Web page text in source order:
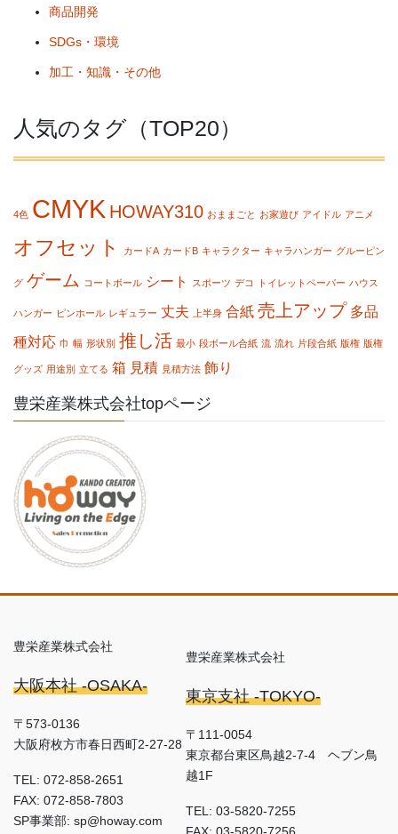
商品開発
SDGs・環境
加工・知識・その他
人気のタグ（TOP20）
4色 CMYK HOWAY310 おままごと お家遊び アイドル アニメ
オフセット カードA カードB キャラクター キャラハンガー グルーピン
グ ゲーム コートボール シート スポーツ デコ トイレットペーパー ハウス
ハンガー ピンホール レギュラー 丈夫 上半身 合紙 売上アップ 多品
種対応 巾 幅 形状別 推し活 最小 段ボール合紙 流 流れ 片段合紙 版権 版権
グッズ 用途別 立てる 箱 見積 見積方法 飾り
豊栄産業株式会社topページ
豊栄産業株式会社
大阪本社 -OSAKA-
〒573-0136
大阪府枚方市春日西町2-27-28
TEL: 072-858-2651
FAX: 072-858-7803
SP事業部: sp@howay.com
豊栄産業株式会社
東京支社 -TOKYO-
〒111-0054
東京都台東区鳥越2-7-4 ヘブン鳥
越1F
TEL: 03-5820-7255
FAX: 03-5820-7256